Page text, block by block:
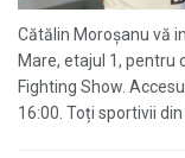
Cătălin Moroșanu vă
Mare, etajul 1, pentru
Fighting Show.
16:00. Toți sportivii din